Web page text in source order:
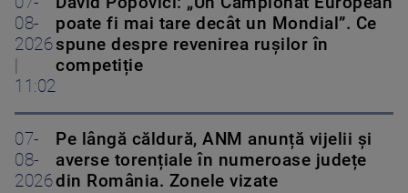
08-
2026
11:02
poate fi mai tare decât un Mondial”. Ce
spune despre revenirea rușilor în
competiție
07-
08-
2026
Pe lângă căldură, ANM anunță vijelii și
averse torențiale în numeroase județe
din România. Zonele vizate